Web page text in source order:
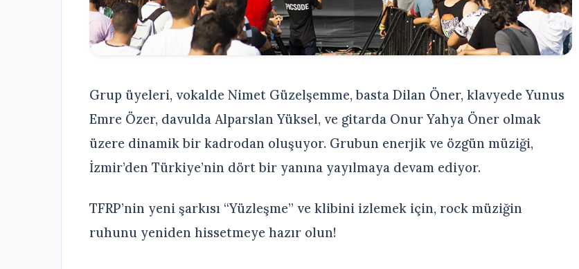
Grup üyeleri, vokalde Nimet Güzelşemme, basta Dilan Öner, klavyede Yunus
Emre Özer, davulda Alparslan Yüksel, ve gitarda Onur Yahya Öner olmak
üzere dinamik bir kadrodan oluşuyor. Grubun enerjik ve özgün müziği,
İzmir’den Türkiye’nin dört bir yanına yayılmaya devam ediyor.
TFRP’nin yeni şarkısı “Yüzleşme” ve klibini izlemek için, rock müziğin
ruhunu yeniden hissetmeye hazır olun!